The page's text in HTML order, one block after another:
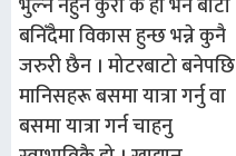
बनिँदैमा विकास हुन्छ भन्ने कुनै
जरुरी छैन । मोटरबाटो बनेपछि
मानिसहरू बसमा यात्रा गर्नु वा
बसमा यात्रा गर्न चाहनु